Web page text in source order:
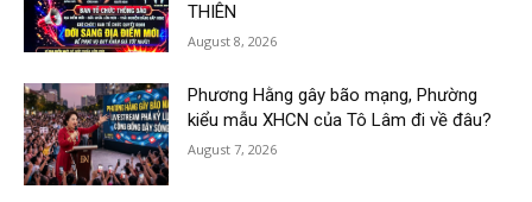
THIÊN
August 8, 2026
Phương Hằng gây bão mạng, Phường
kiểu mẫu XHCN của Tô Lâm đi về đâu?
August 7, 2026